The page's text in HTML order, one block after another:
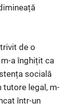
de o
a înghițit ca
socială
tutore legal, m-
într-un